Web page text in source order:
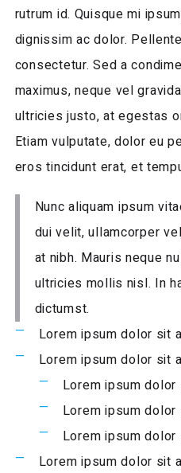
rutrum id. Quisque mi
dignissim ac dolor.
consectetur. Sed a
maximus, neque vel
ultricies justo, at egestas
Etiam vulputate, dolor eu
eros tincidunt erat, et
Nunc aliquam ipsum
dui velit, ullamcorper
at nibh. Mauris neque
ultricies mollis nisl. In
dictumst.
Lorem ipsum dolor sit
Lorem ipsum dolor sit
Lorem ipsum
Lorem ipsum
Lorem ipsum
Lorem ipsum dolor sit